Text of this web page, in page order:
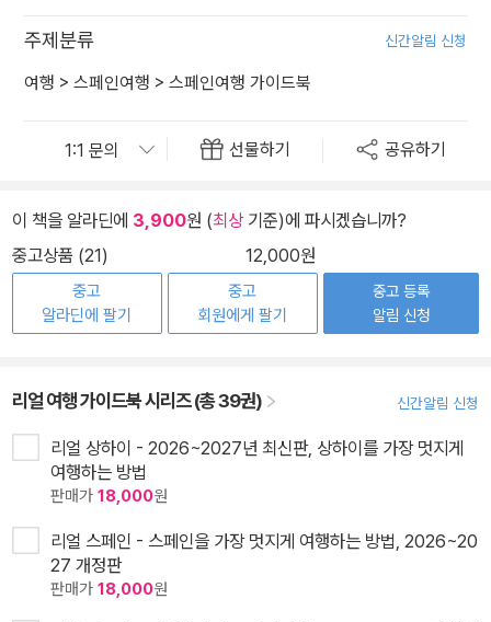
주제분류 신간알림 신청
여행 > 스페인여행 > 스페인여행 가이드북
선물하기 공유하기
이 책을 알라딘에 3,900원 (최상기준)에 파시겠습니까?
중고상품 (21)
12,000원
중고
알라딘에 팔기
중고
회원에게 팔기
중고 등록
알림 신청
리얼 여행 가이드북 시리즈 (총 39권) 신간알림 신청
리얼 상하이 - 2026~2027년 최신판, 상하이를 가장 멋지게
여행하는 방법
판매가 18,000원
리얼 스페인 - 스페인을 가장 멋지게 여행하는 방법, 2026~20
27 개정판
판매가 18,000원